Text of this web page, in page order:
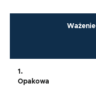
Ważenie
1.
Opakowa